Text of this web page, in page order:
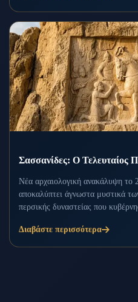
Σασσανίδες: Ο Τελευταίος
Νέα αρχαιολογική ανακάλυψη το
αποκαλύπτει άγνωστα μυστικά
περσικής δυναστείας που
Διαβάστε περισσότερα